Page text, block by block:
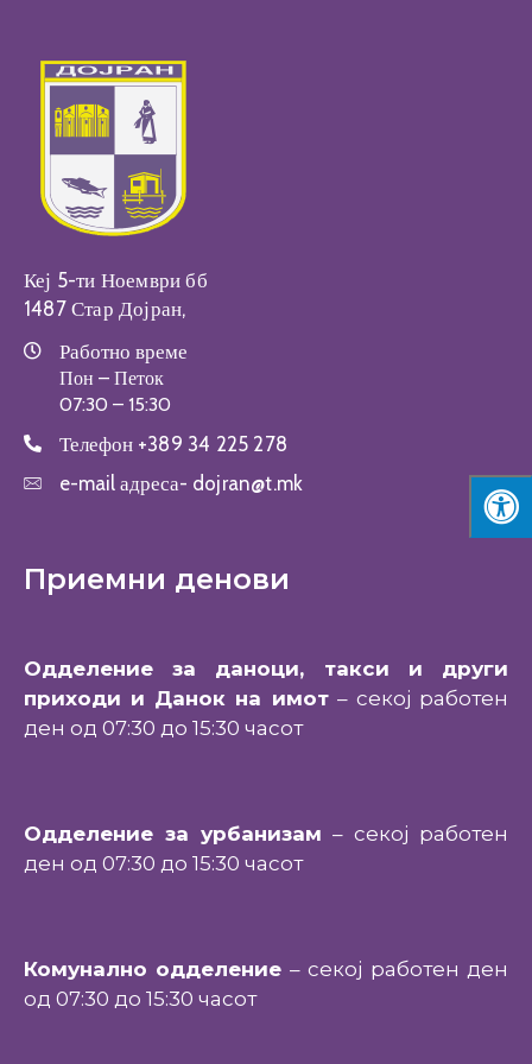
Кеј 5-ти Ноември бб
1487 Стар Дојран,
Работно време
Пон – Петок
07:30 – 15:30
Телефон +389 34 225 278
e-mail адреса- dojran@t.mk
Приемни денови
Одделение за даноци, такси и други
приходи и Данок на имот– секој работен
ден од 07:30 до 15:30 часот
Одделение за урбанизам – секој работен
ден од 07:30 до 15:30 часот
Комунално одделение – секој работен ден
од 07:30 до 15:30 часот